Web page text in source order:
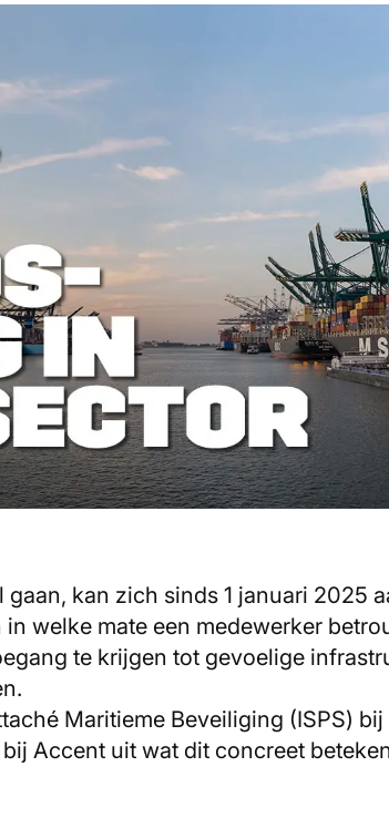
kan zich sinds 1 januari 2025
welke mate een medewerker
te krijgen tot gevoelige
Maritieme Beveiliging (ISPS)
Accent uit wat dit concreet